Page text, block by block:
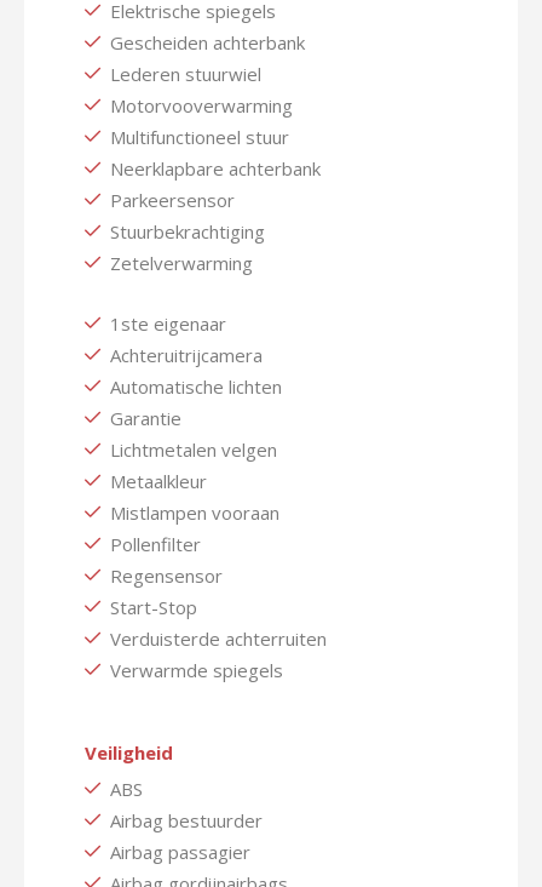
Elektrische spiegels
Gescheiden achterbank
Lederen stuurwiel
Motorvooverwarming
Multifunctioneel stuur
Neerklapbare achterbank
Parkeersensor
Stuurbekrachtiging
Zetelverwarming
1ste eigenaar
Achteruitrijcamera
Automatische lichten
Garantie
Lichtmetalen velgen
Metaalkleur
Mistlampen vooraan
Pollenfilter
Regensensor
Start-Stop
Verduisterde achterruiten
Verwarmde spiegels
Veiligheid
ABS
Airbag bestuurder
Airbag passagier